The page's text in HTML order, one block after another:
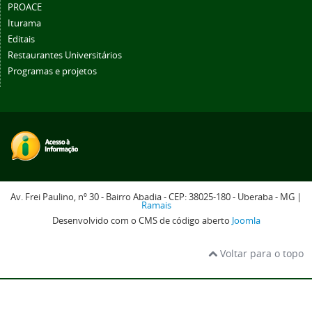
PROACE
Iturama
Editais
Restaurantes Universitários
Programas e projetos
Av. Frei Paulino, nº 30 - Bairro Abadia - CEP: 38025-180 - Uberaba - MG |
Ramais
Desenvolvido com o CMS de código aberto Joomla
Voltar para o topo